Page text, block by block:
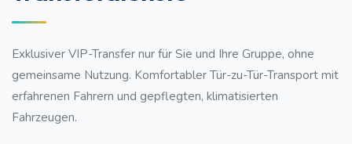
Exklusiver VIP-Transfer nur für Sie und Ihre Gruppe, ohne
gemeinsame Nutzung. Komfortabler Tür-zu-Tür-Transport mit
erfahrenen Fahrern und gepflegten, klimatisierten
Fahrzeugen.